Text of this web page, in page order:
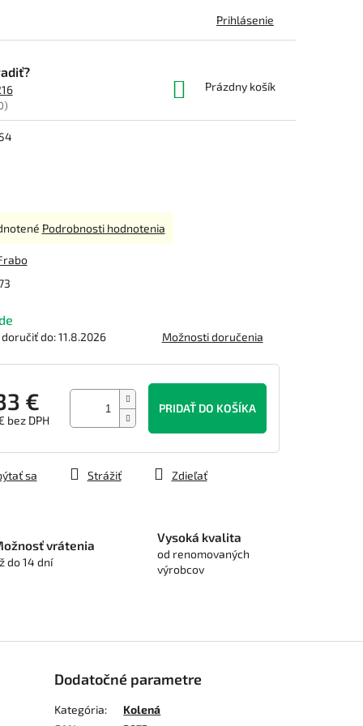
Prihlásenie
NÁKUPNÝ
Prázdny košík
do: 11.8.2026 Možnosti doručenia
€
bez DPH
PRIDAŤ DO KOŠÍKA
sa Strážiť Zdieľať
Podrobnosti hodnotenia
vrátenia
do 14 dní
Vysoká kvalita
od renomovaných
výrobcov
Dodatočné parametre
Kategória:
Kolená